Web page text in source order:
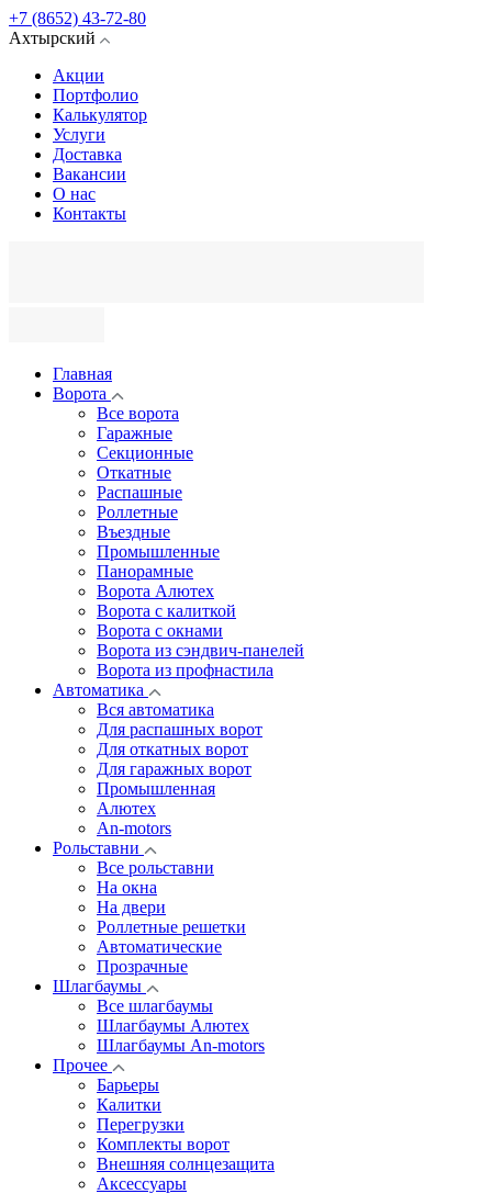
+7 (8652) 43-72-80
Ахтырский
Акции
Портфолио
Калькулятор
Услуги
Доставка
Вакансии
О нас
Контакты
Главная
Ворота
Все ворота
Гаражные
Секционные
Откатные
Распашные
Роллетные
Въездные
Промышленные
Панорамные
Ворота Алютех
Ворота с калиткой
Ворота c окнами
Ворота из сэндвич-панелей
Ворота из профнастила
Автоматика
Вся автоматика
Для распашных ворот
Для откатных ворот
Для гаражных ворот
Промышленная
Алютех
An-motors
Рольставни
Все рольставни
На окна
На двери
Роллетные решетки
Автоматические
Прозрачные
Шлагбаумы
Все шлагбаумы
Шлагбаумы Алютех
Шлагбаумы An-motors
Прочее
Барьеры
Калитки
Перегрузки
Комплекты ворот
Внешняя солнцезащита
Аксессуары